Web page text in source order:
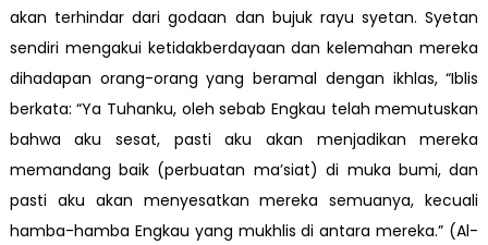
akan terhindar dari godaan dan bujuk rayu syetan. Syetan
sendiri mengakui ketidakberdayaan dan kelemahan mereka
dihadapan orang-orang yang beramal dengan ikhlas, “Iblis
berkata: “Ya Tuhanku, oleh sebab Engkau telah memutuskan
bahwa aku sesat, pasti aku akan menjadikan mereka
memandang baik (perbuatan ma’siat) di muka bumi, dan
pasti aku akan menyesatkan mereka semuanya, kecuali
hamba-hamba Engkau yang mukhlis di antara mereka.” (Al-